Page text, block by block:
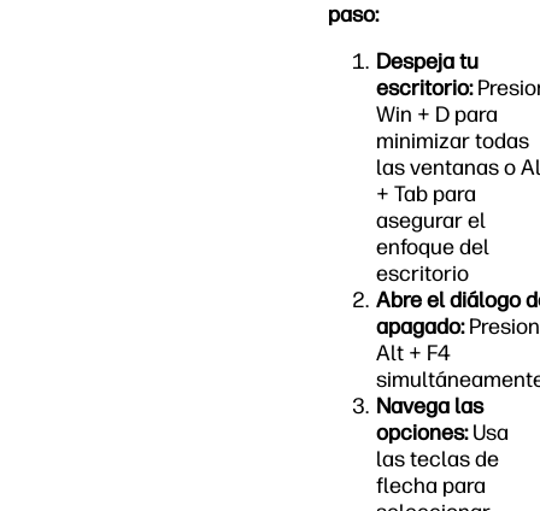
paso:
Despeja tu
escritorio:
Win + D para
minimizar todas
las ventanas o
+ Tab para
asegurar el
enfoque del
escritorio
Abre el diálogo
apagado:
Alt + F4
Navega las
opciones:Usa
las teclas de
flecha para